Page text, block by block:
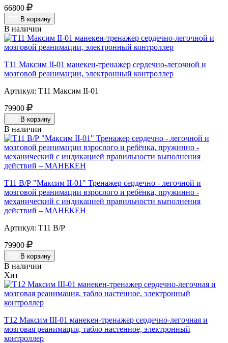
66800
В корзину
В наличии
Т11 Максим II-01 манекен-тренажер сердечно-легочной и
мозговой реанимации, электронный контроллер
Артикул: Т11 Максим II-01
79900
В корзину
В наличии
Т11 В/Р "Максим II-01" Тренажер сердечно - легочной и
мозговой реанимации взрослого и ребёнка, пружинно -
механический с индикацией правильности выполнения
действий – МАНЕКЕН
Артикул: Т11 В/Р
79900
В корзину
В наличии
Хит
Т12 Максим III-01 манекен-тренажер сердечно-легочная и
мозговая реанимация, табло настенное, электронный
контроллер